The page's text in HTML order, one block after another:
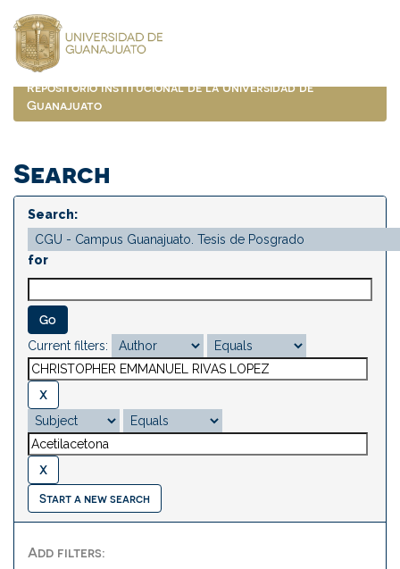
navigation
Repositorio Institucional de la Universidad de
Guanajuato
Search
Search:
for
Current filters:
Start a new search
Add filters: